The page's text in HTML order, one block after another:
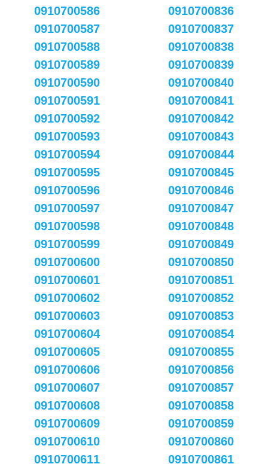
0910700586
0910700587
0910700588
0910700589
0910700590
0910700591
0910700592
0910700593
0910700594
0910700595
0910700596
0910700597
0910700598
0910700599
0910700600
0910700601
0910700602
0910700603
0910700604
0910700605
0910700606
0910700607
0910700608
0910700609
0910700610
0910700611
0910700836
0910700837
0910700838
0910700839
0910700840
0910700841
0910700842
0910700843
0910700844
0910700845
0910700846
0910700847
0910700848
0910700849
0910700850
0910700851
0910700852
0910700853
0910700854
0910700855
0910700856
0910700857
0910700858
0910700859
0910700860
0910700861